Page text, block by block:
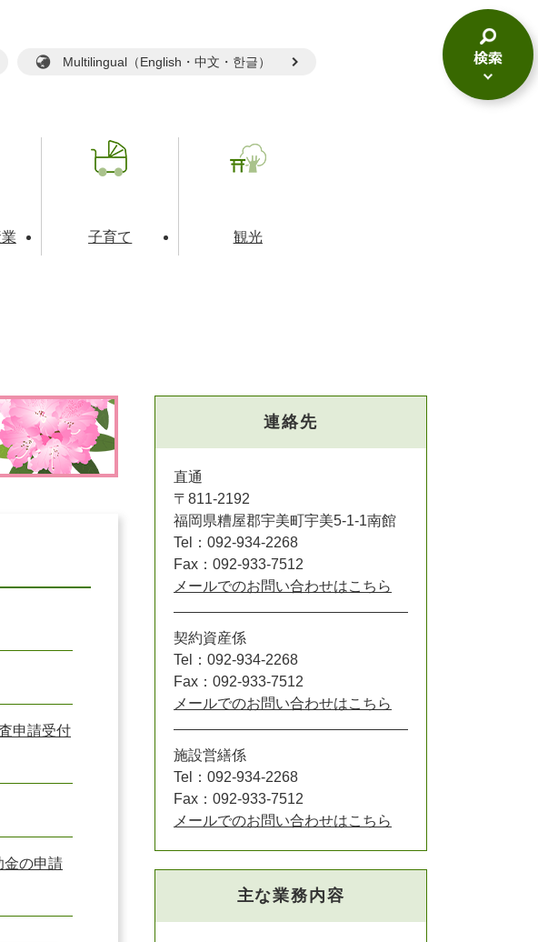
Multilingual（English・中文・한글）
とじる
とじる
子育て 観光
検
索
申請受付
金の申請
連絡先
直通
〒811-2192
福岡県糟屋郡宇美町宇美5-1-1南館
Tel：092-934-2268
Fax：092-933-7512
メールでのお問い合わせはこちら
契約資産係
Tel：092-934-2268
Fax：092-933-7512
メールでのお問い合わせはこちら
施設営繕係
Tel：092-934-2268
Fax：092-933-7512
メールでのお問い合わせはこちら
主な業務内容